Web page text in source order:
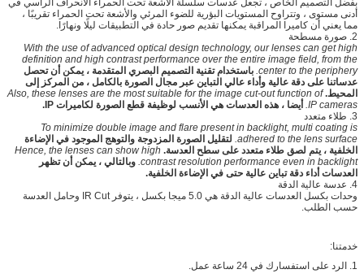
بفضل التصميم الخاص ، تجعل عدسات سلسلة الأشعة تحت الحمراء الانحراف الرأسي في
أدنى مستوى ، وتتراوح المستويات البؤرية للضوء المرئي والأشعة تحت الحمراء تقريبًا ،
مما يعني أن كاميرا المراقبة يمكنها تقديم صور حادة في التطبيقات ليلًا ونهارًا.
2. صورة مسطحة
With the use of advanced optical design technology, our lenses can get high
definition and high contrast performance over the entire image field, from the
center to the periphery. باستخدام تقنية التصميم البصري المتقدمة ، يمكن أن تحصل
عدساتنا على دقة عالية وأداء عالي التباين عبر مجال الصورة بالكامل ، من المركز إلى
المحيط. Also, these lenses are the most suitable for the image cut-out function of
IP cameras. أيضا ، هذه العدسات هي الأنسب لوظيفة قطع الصورة لكاميرات IP.
3. طلاء متعدد
To minimize double image and flare present in backlight, multi coating is
adhered to the lens surface. لتقليل الصورة المزدوجة والتوهج الموجود في الإضاءة
الخلفية ، يتم لصق طلاء متعدد على سطح العدسة. Hence, the lenses can show high
contrast resolution performance even in backlight. وبالتالي ، يمكن أن تظهر
العدسات أداء دقة تباين عالية حتى في الإضاءة الخلفية.
4. عدسة عالية الدقة
وحدات بكسل العدسات عالية الدقة هي 5.0 ميجا بكسل ،
يتوفر IR Cut وحامل العدسة
حسب الطلب.
خدمتنا:
1. الرد على استفسارك في 24 ساعة عمل.